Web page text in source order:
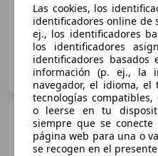
AUTOHERO VALENCIA
ES-46014 Valencia
Las cookies, los
identificadores online de
ej., los identificadores
los identificadores
identificadores
información (p. ej., la
navegador, el idioma,
tecnologías
o leerse en tu
siempre que se
página web para una o
se recogen en el